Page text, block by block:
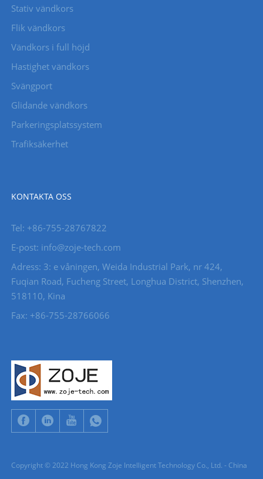
Stativ vändkors
Flik vändkors
Vändkors i full höjd
Hastighet vändkors
Svängport
Glidande vändkors
Parkeringsplatssystem
Trafiksäkerhet
KONTAKTA OSS
Tel: +86-755-28767822
E-post: info@zoje-tech.com
Adress: 3: e våningen, Weida Industrial Park, nr 424,
Fuqian Road, Fucheng Street, Longhua District, Shenzhen,
518110, Kina
Fax: +86-755-28766066
Copyright © 2022 Hong Kong Zoje Intelligent Technology Co., Ltd. - China